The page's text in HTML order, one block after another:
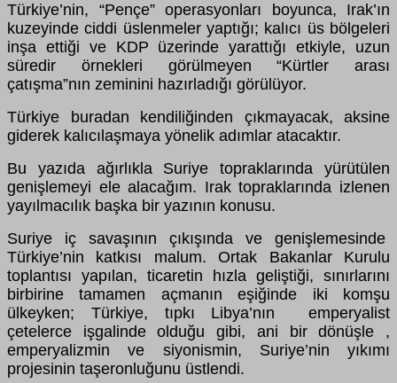
Türkiye’nin, “Pençe” operasyonları boyunca, Irak’ın
kuzeyinde ciddi üslenmeler yaptığı; kalıcı üs bölgeleri
inşa ettiği ve KDP üzerinde yarattığı etkiyle, uzun
süredir örnekleri görülmeyen “Kürtler arası
çatışma”nın zeminini hazırladığı görülüyor.
Türkiye buradan kendiliğinden çıkmayacak, aksine
giderek kalıcılaşmaya yönelik adımlar atacaktır.
Bu yazıda ağırlıkla Suriye topraklarında yürütülen
genişlemeyi ele alacağım. Irak topraklarında izlenen
yayılmacılık başka bir yazının konusu.
Suriye iç savaşının çıkışında ve genişlemesinde
Türkiye’nin katkısı malum. Ortak Bakanlar Kurulu
toplantısı yapılan, ticaretin hızla geliştiği, sınırlarını
birbirine tamamen açmanın eşiğinde iki komşu
ülkeyken; Türkiye, tıpkı Libya’nın emperyalist
çetelerce işgalinde olduğu gibi, ani bir dönüşle ,
emperyalizmin ve siyonismin, Suriye’nin yıkımı
projesinin taşeronluğunu üstlendi.